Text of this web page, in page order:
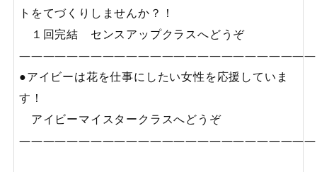
トをてづくりしませんか？！
１回完結 センスアップクラスへどうぞ
—————————————————————————
●アイビーは花を仕事にしたい女性を応援していま
す！
アイビーマイスタークラスへどうぞ
—————————————————————————